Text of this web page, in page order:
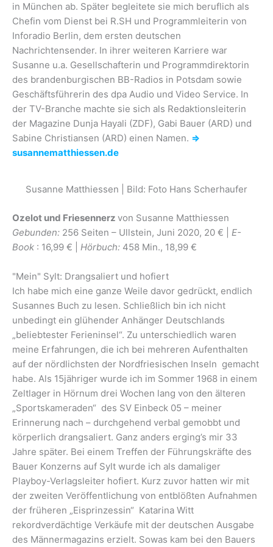
in München ab. Später begleitete sie mich beruflich als
Chefin vom Dienst bei R.SH und Programmleiterin von
Inforadio Berlin, dem ersten deutschen
Nachrichtensender. In ihrer weiteren Karriere war
Susanne u.a. Gesellschafterin und Programmdirektorin
des brandenburgischen BB-Radios in Potsdam sowie
Geschäftsführerin des dpa Audio und Video Service. In
der TV-Branche machte sie sich als Redaktionsleiterin
der Magazine Dunja Hayali (ZDF), Gabi Bauer (ARD) und
Sabine Christiansen (ARD) einen Namen. ⇒
susannematthiessen.de
Susanne Matthiessen | Bild: Foto Hans Scherhaufer
Ozelot und Friesennerz von Susanne Matthiessen
Gebunden: 256 Seiten – Ullstein, Juni 2020, 20 € | E-
Book : 16,99 € | Hörbuch: 458 Min., 18,99 €
"Mein" Sylt: Drangsaliert und hofiert
Ich habe mich eine ganze Weile davor gedrückt, endlich
Susannes Buch zu lesen. Schließlich bin ich nicht
unbedingt ein glühender Anhänger Deutschlands
„beliebtester Ferieninsel“. Zu unterschiedlich waren
meine Erfahrungen, die ich bei mehreren Aufenthalten
auf der nördlichsten der Nordfriesischen Inseln gemacht
habe. Als 15jähriger wurde ich im Sommer 1968 in einem
Zeltlager in Hörnum drei Wochen lang von den älteren
„Sportskameraden“ des SV Einbeck 05 – meiner
Erinnerung nach – durchgehend verbal gemobbt und
körperlich drangsaliert. Ganz anders erging’s mir 33
Jahre später. Bei einem Treffen der Führungskräfte des
Bauer Konzerns auf Sylt wurde ich als damaliger
Playboy-Verlagsleiter hofiert. Kurz zuvor hatten wir mit
der zweiten Veröffentlichung von entblößten Aufnahmen
der früheren „Eisprinzessin“ Katarina Witt
rekordverdächtige Verkäufe mit der deutschen Ausgabe
des Männermagazins erzielt. Sowas kam bei den Bauers